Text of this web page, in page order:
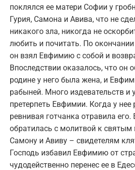
поклялся ее матери Софии у
Гурия, Самона и Авива, что не
никакого зла, никогда не
любить и почитать. По
он взял Евфимию с собой и
Впоследствии оказалось, что он
родине у него была жена, и
рабыней. Много издевательств и
претерпеть Евфимии. Когда у нее
ревнивая готчанка отравила
обратилась с молитвой к
Самону и Авиву – свидетелям
Господь избавил Евфимию от
чудодейственно перенес ее в